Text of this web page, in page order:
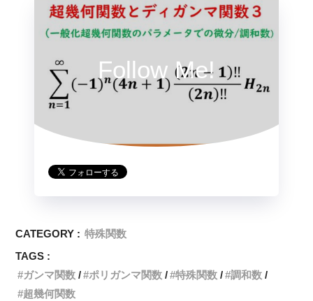
Follow Me!
CATEGORY : 特殊関数
TAGS :
ガンマ関数
ポリガンマ関数 特殊関数
調和数
超幾何関数